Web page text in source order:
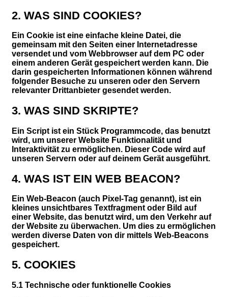
2. WAS SIND COOKIES?
Ein Cookie ist eine einfache kleine Datei, die
gemeinsam mit den Seiten einer Internetadresse
versendet und vom Webbrowser auf dem PC oder
einem anderen Gerät gespeichert werden kann. Die
darin gespeicherten Informationen können während
folgender Besuche zu unseren oder den Servern
relevanter Drittanbieter gesendet werden.
3. WAS SIND SKRIPTE?
Ein Script ist ein Stück Programmcode, das benutzt
wird, um unserer Website Funktionalität und
Interaktivität zu ermöglichen. Dieser Code wird auf
unseren Servern oder auf deinem Gerät ausgeführt.
4. WAS IST EIN WEB BEACON?
Ein Web-Beacon (auch Pixel-Tag genannt), ist ein
kleines unsichtbares Textfragment oder Bild auf
einer Website, das benutzt wird, um den Verkehr auf
der Website zu überwachen. Um dies zu ermöglichen
werden diverse Daten von dir mittels Web-Beacons
gespeichert.
5. COOKIES
5.1 Technische oder funktionelle Cookies